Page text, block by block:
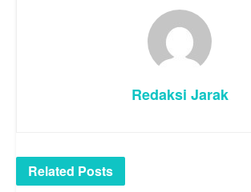
Redaksi Jarak
Related Posts